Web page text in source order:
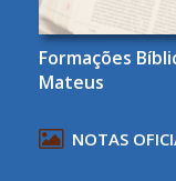
Formações
Mateus
NOTAS